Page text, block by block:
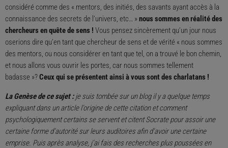
considéré comme des « mentors, des initiés, des savants ayant accès à la
connaissance des secrets de l’univers, etc… » nous sommes en réalité des
chercheurs en quête de sens ! Vous pensez sincèrement qu’un jour nous
oserions dire qu’en tant que chercheur de sens et de vérité « nous sommes
des mentors, ou nous considérer en tant que tel, on a trouvé le bon chemin,
et nous allons vous ouvrir les portes, car nous sommes tellement
badasse »?Ceux qui se présentent ainsi à vous sont des charlatans !
La Genèse de ce sujet :je suis tombée sur un blog il y a quelque temps
expliquant dans un article l’origine de cette citation et comment
psychologiquement certains se servent et citent Socrate pour assoir une
certaine forme d’autorité sur leurs auditoires afin d’avoir une certaine
emprise. Puis après analyse, j’ai fais des recherches plus poussées en